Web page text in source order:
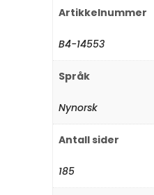
Artikkelnummer
B4-14553
Språk
Nynorsk
Antall sider
185